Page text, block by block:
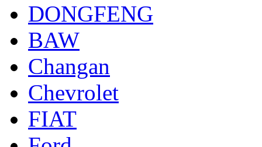
DONGFENG
BAW
Changan
Chevrolet
FIAT